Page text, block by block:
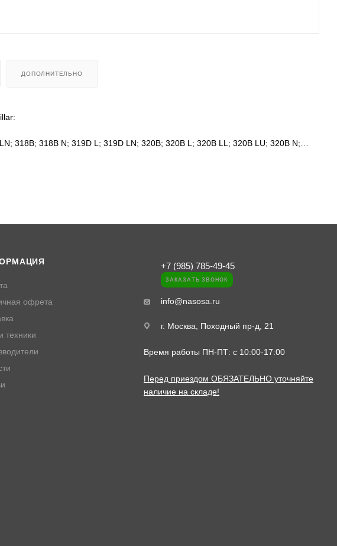
ДОПОЛНИТЕЛЬНО
318B; 318B N; 319D L; 319D LN; 320B; 320B L; 320B LL; 320B LU; 320B N;
офрета
техники
+7 (985) 785-49-45
ЗАКАЗАТЬ ЗВОНОК
info@nasosa.ru
г. Москва, Походный пр-д, 21
Время работы ПН-ПТ: с 10:00-17:00
Перед приездом ОБЯЗАТЕЛЬНО уточняйте
наличие на складе!